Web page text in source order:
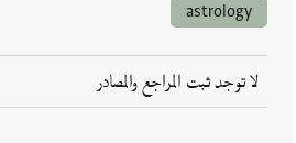
astrology
لا توجد ثبت المراجع والمصادر